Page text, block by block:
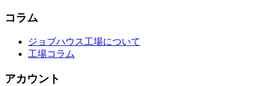
コラム
ジョブハウス工場について
工場コラム
アカウント